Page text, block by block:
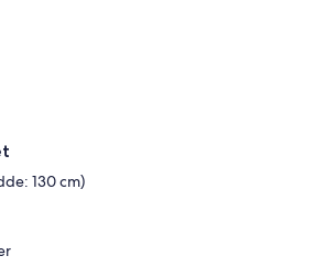
130 cm)